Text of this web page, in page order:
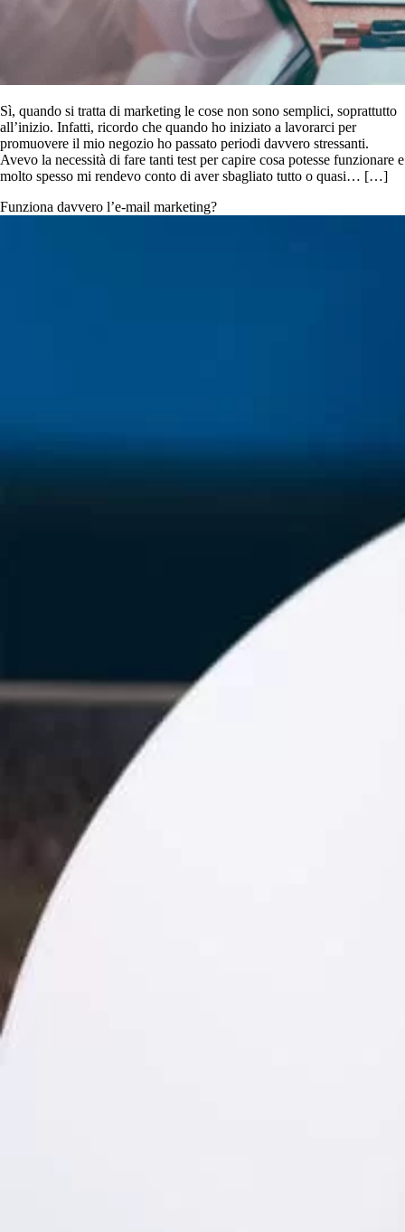
Sì, quando si tratta di marketing le cose non sono semplici, soprattutto
all’inizio. Infatti, ricordo che quando ho iniziato a lavorarci per
promuovere il mio negozio ho passato periodi davvero stressanti.
Avevo la necessità di fare tanti test per capire cosa potesse funzionare e
molto spesso mi rendevo conto di aver sbagliato tutto o quasi… […]
Funziona davvero l’e-mail marketing?